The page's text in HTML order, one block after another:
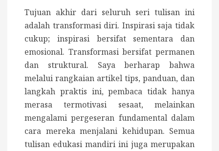
Tujuan akhir dari seluruh seri tulisan ini
adalah transformasi diri. Inspirasi saja tidak
cukup; inspirasi bersifat sementara dan
emosional. Transformasi bersifat permanen
dan struktural. Saya berharap bahwa
melalui rangkaian artikel tips, panduan, dan
langkah praktis ini, pembaca tidak hanya
merasa termotivasi sesaat, melainkan
mengalami pergeseran fundamental dalam
cara mereka menjalani kehidupan. Semua
tulisan edukasi mandiri ini juga merupakan